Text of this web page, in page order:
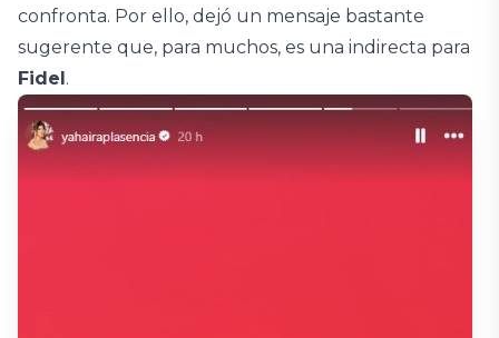
confronta. Por ello, dejó un mensaje bastante
sugerente que, para muchos, es una indirecta para
Fidel.